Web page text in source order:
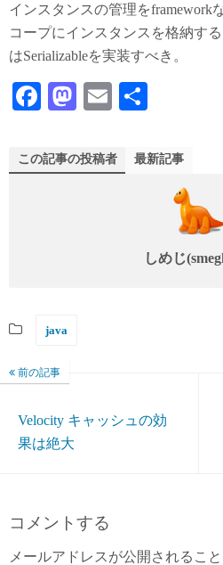
インスタンスの管理をframework
コープにインスタンスを格納す
はSerializableを実装すべき。
Fa
bo
ok
M
to
do
E
ail
この記事の投稿者 最新記事
しめじ
java
前の記事
Velocity キャッシュの効
果は絶大
コメントする
メールアドレスが公開されること